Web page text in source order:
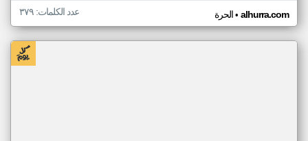
الحرة• alhurra.com عدد الكلمات: ٣٧٩